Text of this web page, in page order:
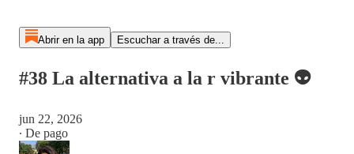
Abrir en la app Escuchar a través de...
#38 La alternativa a la r vibrante 👽
jun 22, 2026
∙ De pago